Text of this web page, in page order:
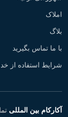
املاک
بلاگ
با ما تماس بگیرید
شرایط استفاده از
آکارکام بین المللی